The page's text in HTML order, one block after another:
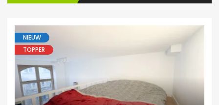
NIEUW
TOPPER